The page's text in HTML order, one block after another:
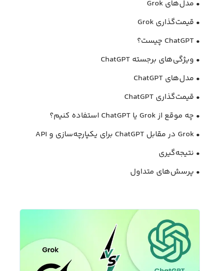
• مدل‌های Grok
• قیمت‌گذاری Grok
• ChatGPT چیست؟
• ویژگی‌های برجسته ChatGPT
• مدل‌های ChatGPT
• قیمت‌گذاری ChatGPT
• چه موقع از Grok یا ChatGPT استفاده کنیم؟
• Grok در مقابل ChatGPT برای یکپارچه‌سازی و API
• نتیجه‌گیری
• پرسش‌های متداول